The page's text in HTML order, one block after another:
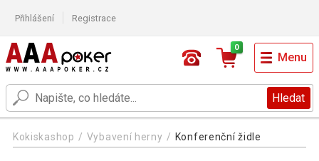
Přihlášení Registrace
Hledat
0
Menu
Kokiskashop Vybavení herny Konferenční židle